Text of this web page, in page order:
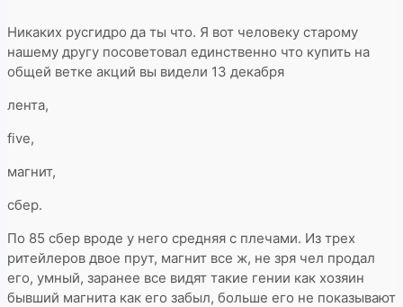
Никаких русгидро да ты что. Я вот человеку старому
нашему другу посоветовал единственно что купить на
общей ветке акций вы видели 13 декабря
лента,
five,
магнит,
сбер.
По 85 сбер вроде у него средняя с плечами. Из трех
ритейлеров двое прут, магнит все ж, не зря чел продал
его, умный, заранее все видят такие гении как хозяин
бывший магнита как его забыл, больше его не показывают